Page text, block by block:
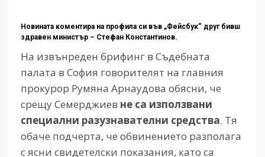
Новината коментира на профила си във „Фейсбук“ друг бивш
здравен министър – Стефан Константинов.
На извънреден брифинг в Съдебната
палата в София говорителят на главния
прокурор Румяна Арнаудова обясни, че
срещу Семерджиев не са използвани
специални разузнавателни средства. Тя
обаче подчерта, че обвинението разполага
с ясни свидетелски показания, като са